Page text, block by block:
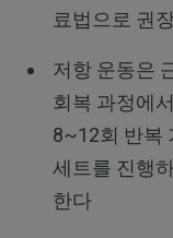
료법으로 권
저항 운동은
회복 과정에
8~12회 반복
세트를 진행
한다